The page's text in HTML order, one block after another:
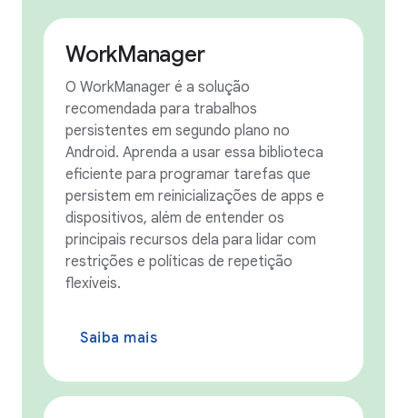
WorkManager
O WorkManager é a solução
recomendada para trabalhos
persistentes em segundo plano no
Android. Aprenda a usar essa biblioteca
eficiente para programar tarefas que
persistem em reinicializações de apps e
dispositivos, além de entender os
principais recursos dela para lidar com
restrições e políticas de repetição
flexíveis.
Saiba mais